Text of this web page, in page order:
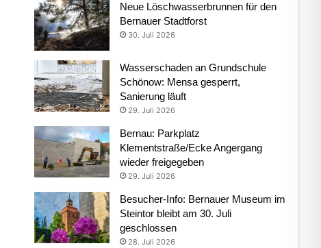
Neue Löschwasserbrunnen für den
Bernauer Stadtforst
30. Juli 2026
Wasserschaden an Grundschule
Schönow: Mensa gesperrt,
Sanierung läuft
29. Juli 2026
Bernau: Parkplatz
Klementstraße/Ecke Angergang
wieder freigegeben
29. Juli 2026
Besucher-Info: Bernauer Museum im
Steintor bleibt am 30. Juli
geschlossen
28. Juli 2026